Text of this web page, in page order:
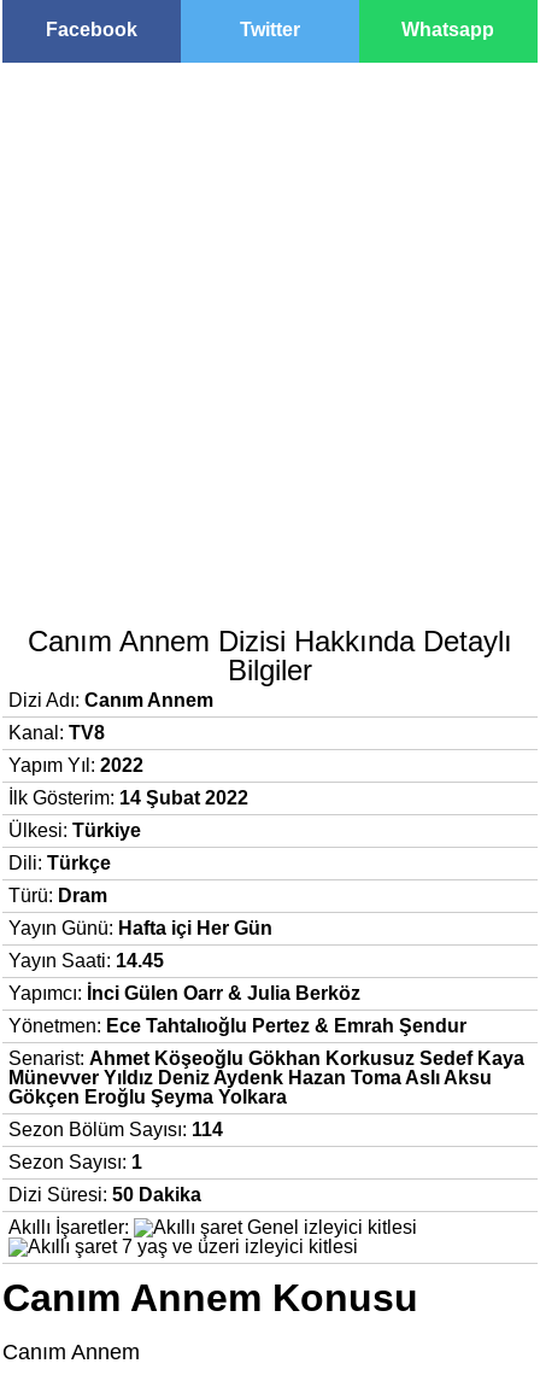
Facebook Twitter Whatsapp
Canım Annem Dizisi Hakkında Detaylı
Bilgiler
Dizi Adı: Canım Annem
Kanal: TV8
Yapım Yıl: 2022
İlk Gösterim: 14 Şubat 2022
Ülkesi: Türkiye
Dili: Türkçe
Türü: Dram
Yayın Günü: Hafta içi Her Gün
Yayın Saati: 14.45
Yapımcı: İnci Gülen Oarr & Julia Berköz
Yönetmen: Ece Tahtalıoğlu Pertez & Emrah Şendur
Senarist: Ahmet Köşeoğlu Gökhan Korkusuz Sedef Kaya
Münevver Yıldız Deniz Aydenk Hazan Toma Aslı Aksu
Gökçen Eroğlu Şeyma Yolkara
Sezon Bölüm Sayısı: 114
Sezon Sayısı: 1
Dizi Süresi: 50 Dakika
Akıllı İşaretler:
Canım Annem Konusu
Canım Annem